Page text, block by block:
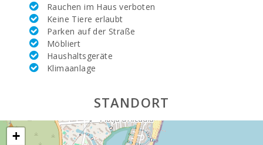
JUNGLE PARC
MALLORCA (km):
Kathmandu-Park
(km):
Marineland
Mallorca (km):
Rauchen im Haus verboten
Keine Tiere erlaubt
Parken auf der Straße
Möbliert
Haushaltsgeräte
Klimaanlage
STANDORT
+